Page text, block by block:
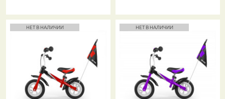
НЕТ В НАЛИЧИИ НЕТ В НАЛИЧИИ